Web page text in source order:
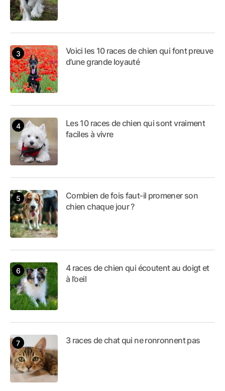
Voici les 10 races de chien qui font preuve
d’une grande loyauté
Les 10 races de chien qui sont vraiment
faciles à vivre
Combien de fois faut-il promener son
chien chaque jour ?
4 races de chien qui écoutent au doigt et
à l’oeil
3 races de chat qui ne ronronnent pas